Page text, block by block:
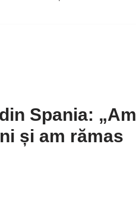
Spania: „Am
și am rămas